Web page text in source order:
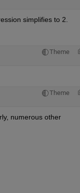
simplifies to 2.
Theme
Theme
numerous other